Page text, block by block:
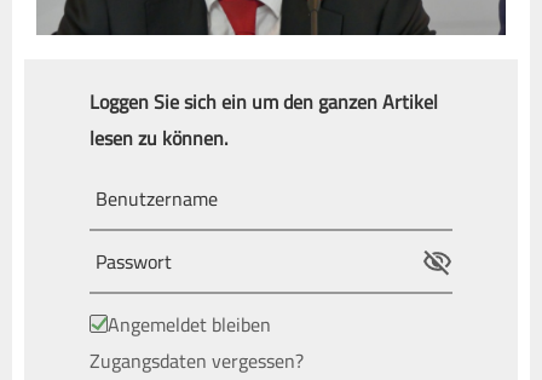
Loggen Sie sich ein um den ganzen Artikel
lesen zu können.
Angemeldet bleiben
Zugangsdaten vergessen?